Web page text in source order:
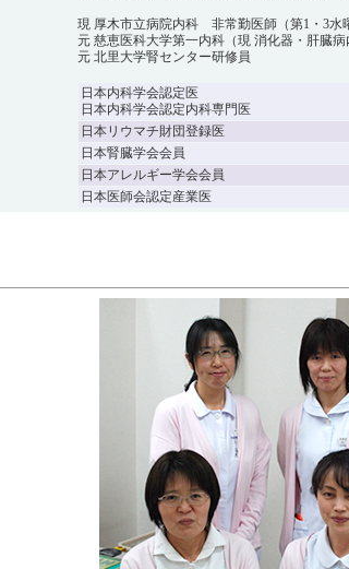
現 厚木市立病院内科 非常勤医師（第1・3水
元 慈恵医科大学第一内科（現 消化器・肝臓病
元 北里大学腎センター研修員
日本内科学会認定医
日本内科学会認定内科専門医
日本リウマチ財団登録医
日本腎臓学会会員
日本アレルギー学会会員
日本医師会認定産業医